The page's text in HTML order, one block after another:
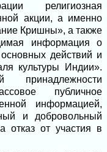
религиозная
акции, а именно
Кришны», а также
информация о
основных действий и
культуры Индии».
публичное
информацией,
и добровольный
отказ от участия в